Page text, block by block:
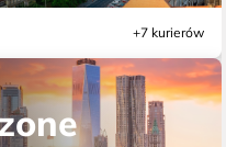
+7 kurierów